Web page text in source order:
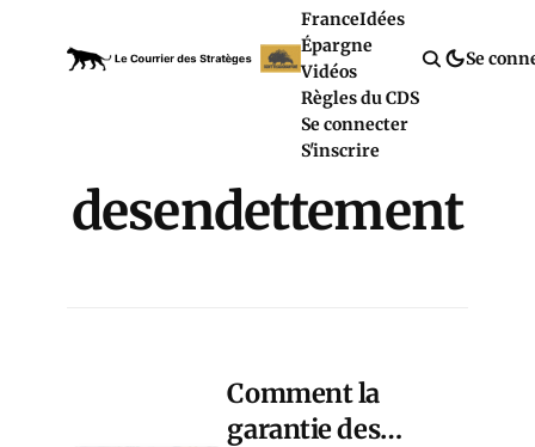
FranceIdées
Épargne
Vidéos
Règles du CDS
Se connecter
S'inscrire
Se
desendettement
Comment la
garantie des